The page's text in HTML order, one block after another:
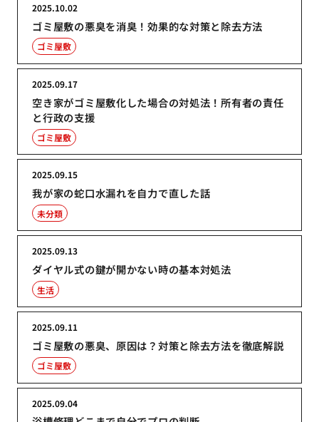
ゴミ屋敷の悪臭を消臭！効果的な対策と除去方法
2025.10.02
ゴミ屋敷
空き家がゴミ屋敷化した場合の対処法！所有者の責任
と行政の支援
2025.09.17
ゴミ屋敷
我が家の蛇口水漏れを自力で直した話
2025.09.15
未分類
ダイヤル式の鍵が開かない時の基本対処法
2025.09.13
生活
ゴミ屋敷の悪臭、原因は？対策と除去方法を徹底解説
2025.09.11
ゴミ屋敷
2025.09.04